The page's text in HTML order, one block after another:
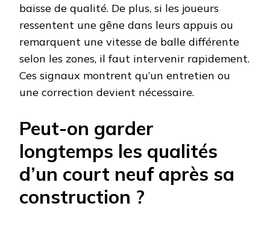
baisse de qualité. De plus, si les joueurs
ressentent une gêne dans leurs appuis ou
remarquent une vitesse de balle différente
selon les zones, il faut intervenir rapidement.
Ces signaux montrent qu’un entretien ou
une correction devient nécessaire.
Peut-on garder
longtemps les qualités
d’un court neuf après sa
construction ?